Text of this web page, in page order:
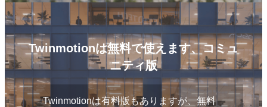
Twinmotionは無料で使えます、コミュ
ニティ版
Twinmotionは有料版もありますが、無料